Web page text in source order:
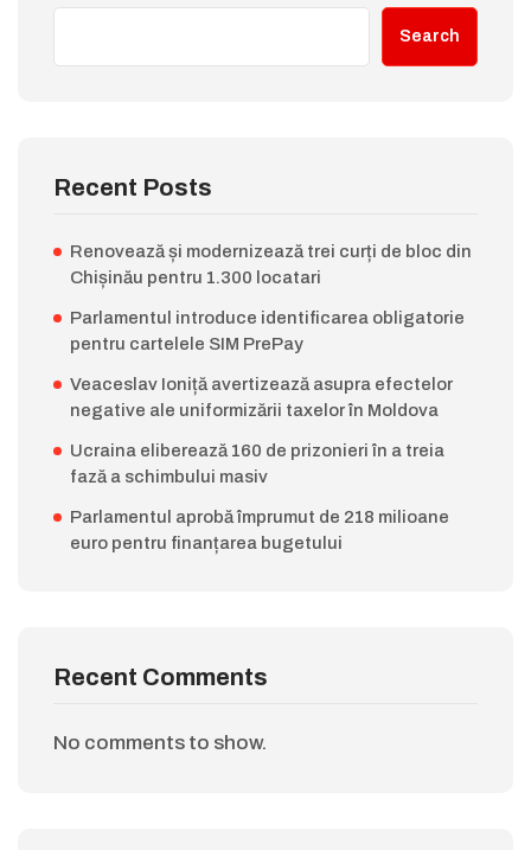
Search
Recent Posts
Renovează și modernizează trei curți de bloc din
Chișinău pentru 1.300 locatari
Parlamentul introduce identificarea obligatorie
pentru cartelele SIM PrePay
Veaceslav Ioniță avertizează asupra efectelor
negative ale uniformizării taxelor în Moldova
Ucraina eliberează 160 de prizonieri în a treia
fază a schimbului masiv
Parlamentul aprobă împrumut de 218 milioane
euro pentru finanțarea bugetului
Recent Comments
No comments to show.